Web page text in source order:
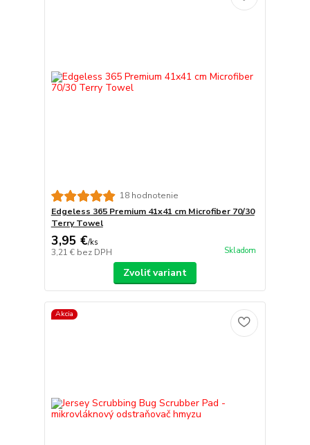
18 hodnotenie
Edgeless 365 Premium 41x41 cm Microfiber 70/30
Terry Towel
3,95 €/ks
3,21 € bez DPH Skladom
Zvoliť variant
Akcia